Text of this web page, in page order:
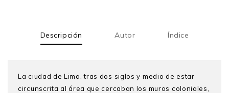
Descripción Autor Índice
La ciudad de Lima, tras dos siglos y medio de estar
circunscrita al área que cercaban los muros coloniales,